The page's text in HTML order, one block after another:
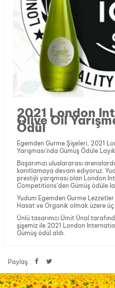
2021 London
Olive Oil
Ödül
Egemden Gurme Şişeleri, 2021
Yarışması’nda Gümüş Ödüle
Başarımızı uluslararası
kanıtlamaya devam ediyoruz.
prestijli yarışması olan London
Competitions’den Gümüş ödüle
Yudum Egemden Gurme
Hasat ve Organik olmak üzere
Ünlü tasarımcı Ümit Ünal
şişemiz ile 2021 London
Gümüş ödül aldı.
Paylaş :